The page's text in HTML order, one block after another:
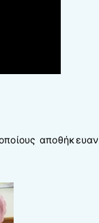
αποθήκευαν